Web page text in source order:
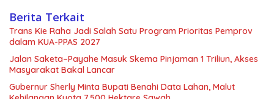
Berita Terkait
Trans Kie Raha Jadi Salah Satu Program Prioritas Pemprov
dalam KUA-PPAS 2027
Jalan Saketa–Payahe Masuk Skema Pinjaman 1 Triliun, Akses
Masyarakat Bakal Lancar
Gubernur Sherly Minta Bupati Benahi Data Lahan, Malut